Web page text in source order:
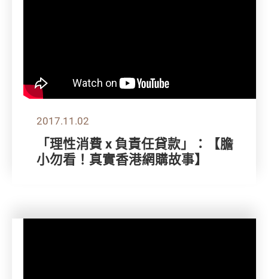
2017.11.02
「理性消費 x 負責任貸款」：【膽
小勿看！真實香港網購故事】